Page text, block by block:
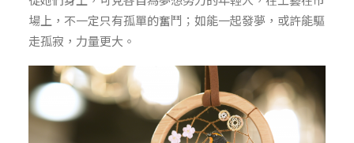
場上，不一定只有孤單的奮鬥；如能一起發夢，或許能驅
走孤寂，力量更大。